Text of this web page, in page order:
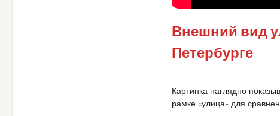
Внешний вид
Петербурге
Картинка наглядно
рамке «улица» для